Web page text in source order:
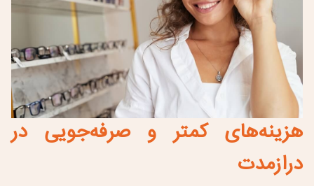
هزینه‌های کمتر و صرفه‌جویی در
درازمدت